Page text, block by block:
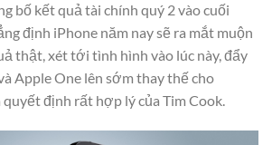
bố kết quả tài chính quý 2 vào cuối
định iPhone năm nay sẽ ra mắt muộn
thật, xét tới tình hình vào lúc này, đẩy
Apple One lên sớm thay thế cho
quyết định rất hợp lý của Tim Cook.